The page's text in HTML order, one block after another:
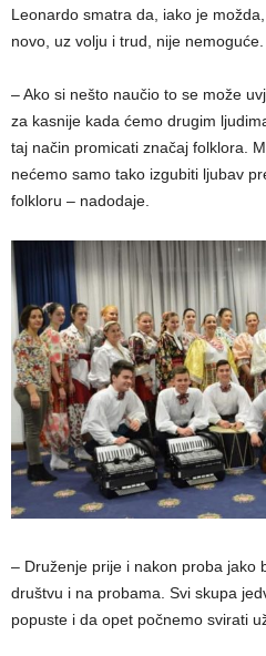
Leonardo smatra da, iako je
novo, uz volju i trud, nije nemoguće.
– Ako si nešto naučio to se može
za kasnije kada ćemo drugim
taj način promicati značaj folklora.
nećemo samo tako izgubiti ljubav
folkloru – nadodaje.
– Druženje prije i nakon proba jako
društvu i na probama. Svi skupa
popuste i da opet počnemo svirati